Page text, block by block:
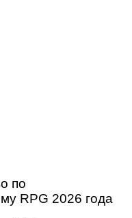
по
RPG 2026 года